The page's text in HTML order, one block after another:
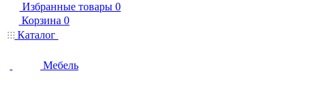
Избранные товары 0
Корзина 0
Каталог
Мебель